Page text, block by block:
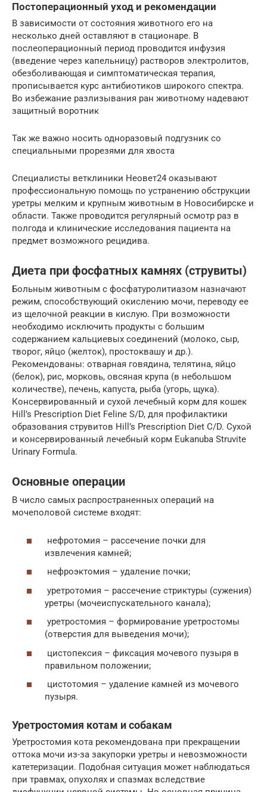
Постоперационный уход и рекомендации
В зависимости от состояния животного его на
несколько дней оставляют в стационаре. В
послеоперационный период проводится инфузия
(введение через капельницу) растворов электролитов,
обезболивающая и симптоматическая терапия,
прописывается курс антибиотиков широкого спектра.
Во избежание разлизывания ран животному надевают
защитный воротник
Так же важно носить одноразовый подгузник со
специальными прорезями для хвоста
Специалисты ветклиники Неовет24 оказывают
профессиональную помощь по устранению обструкции
уретры мелким и крупным животным в Новосибирске и
области. Также проводится регулярный осмотр раз в
полгода и клинические исследования пациента на
предмет возможного рецидива.
Диета при фосфатных камнях (струвиты)
Больным животным с фосфатуролитиазом назначают
режим, способствующий окислению мочи, переводу ее
из щелочной реакции в кислую. При возможности
необходимо исключить продукты с большим
содержанием кальциевых соединений (молоко, сыр,
творог, яйцо (желток), простоквашу и др.).
Рекомендованы: отварная говядина, телятина, яйцо
(белок), рис, морковь, овсяная крупа (в небольшом
количестве), печень, капуста, рыба (угорь, щука).
Консервированный и сухой лечебный корм для кошек
Hill’s Prescription Diet Feline S/D, для профилактики
образования струвитов Hill’s Prescription Diet С/D. Сухой
и консервированный лечебный корм Eukanuba Struvite
Urinary Formula.
Основные операции
В число самых распространенных операций на
мочеполовой системе входят:
нефротомия – рассечение почки для
извлечения камней;
нефроэктомия – удаление почки;
уретротомия – рассечение стриктуры (сужения)
уретры (мочеиспускательного канала);
уретростомия – формирование уретростомы
(отверстия для выведения мочи);
цистопексия – фиксация мочевого пузыря в
правильном положении;
цистотомия – удаление камней из мочевого
пузыря.
Уретростомия котам и собакам
Уретростомия кота рекомендована при прекращении
оттока мочи из-за закупорки уретры и невозможности
катетеризации. Подобная ситуация может наблюдаться
при травмах, опухолях и спазмах вследствие